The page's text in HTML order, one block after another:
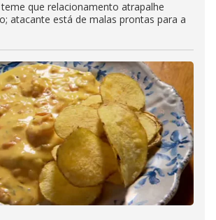
que relacionamento atrapalhe
atacante está de malas prontas para a